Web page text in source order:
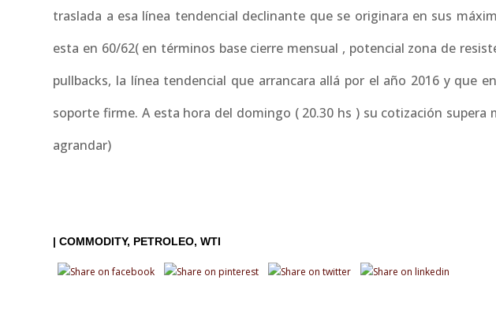
traslada a esa línea tendencial declinante que se originara en sus
esta en 60/62( en términos base cierre mensual , potencial zona de
pullbacks, la línea tendencial que arrancara allá por el año 2016 y que
soporte firme. A esta hora del domingo ( 20.30 hs ) su cotización supera
agrandar)
|COMMODITY PETROLEO WTI